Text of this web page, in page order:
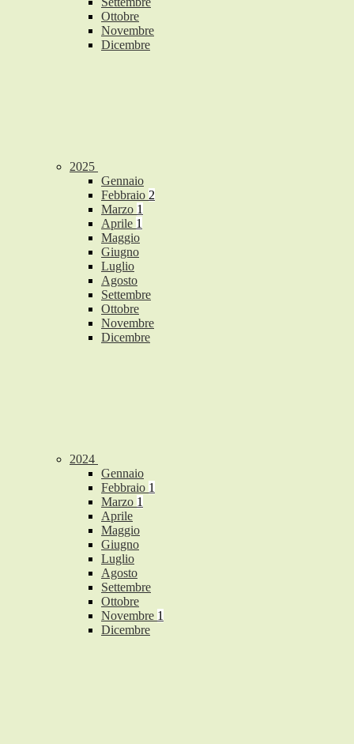
Ottobre
Novembre
Dicembre
2025
Gennaio
Febbraio 2
Marzo 1
Aprile 1
Maggio
Giugno
Luglio
Agosto
Settembre
Ottobre
Novembre
Dicembre
2024
Gennaio
Febbraio 1
Marzo 1
Aprile
Maggio
Giugno
Luglio
Agosto
Settembre
Ottobre
Novembre 1
Dicembre